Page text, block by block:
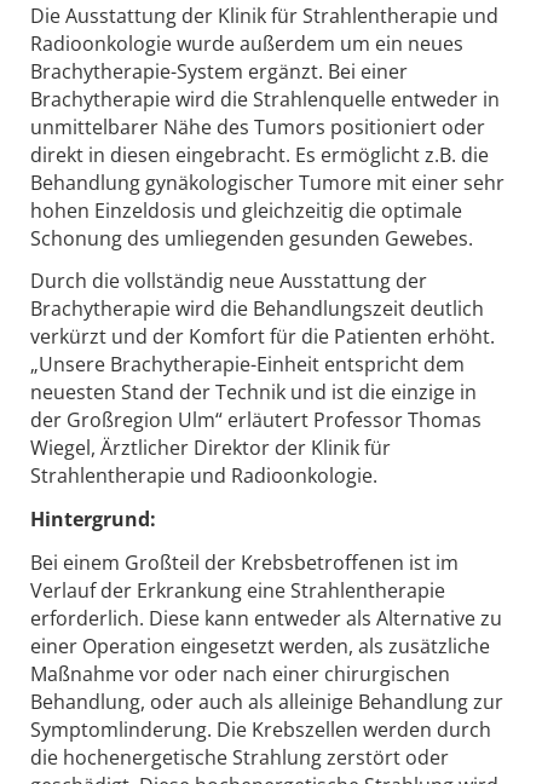
Die Ausstattung der Klinik für Strahlentherapie und
Radioonkologie wurde außerdem um ein neues
Brachytherapie-System ergänzt. Bei einer
Brachytherapie wird die Strahlenquelle entweder in
unmittelbarer Nähe des Tumors positioniert oder
direkt in diesen eingebracht. Es ermöglicht z.B. die
Behandlung gynäkologischer Tumore mit einer sehr
hohen Einzeldosis und gleichzeitig die optimale
Schonung des umliegenden gesunden Gewebes.
Durch die vollständig neue Ausstattung der
Brachytherapie wird die Behandlungszeit deutlich
verkürzt und der Komfort für die Patienten erhöht.
„Unsere Brachytherapie-Einheit entspricht dem
neuesten Stand der Technik und ist die einzige in
der Großregion Ulm“ erläutert Professor Thomas
Wiegel, Ärztlicher Direktor der Klinik für
Strahlentherapie und Radioonkologie.
Hintergrund:
Bei einem Großteil der Krebsbetroffenen ist im
Verlauf der Erkrankung eine Strahlentherapie
erforderlich. Diese kann entweder als Alternative zu
einer Operation eingesetzt werden, als zusätzliche
Maßnahme vor oder nach einer chirurgischen
Behandlung, oder auch als alleinige Behandlung zur
Symptomlinderung. Die Krebszellen werden durch
die hochenergetische Strahlung zerstört oder